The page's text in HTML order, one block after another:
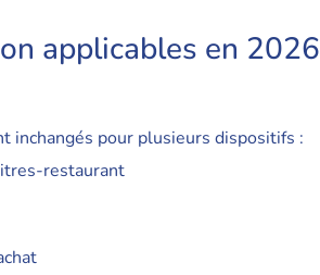
applicables en 2026
inchangés pour plusieurs dispositifs :
restaurant